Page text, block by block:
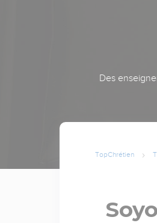
Des
TopChrétien